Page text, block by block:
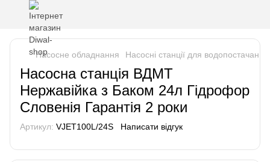
Насосне обладнання Насосні станції для водопостачання
Насосна станція ВДМТ
Нержавійка з Баком 24л Гідрофор
Словенія Гарантія 2 роки
Артикул: VJET100L/24S Написати відгук